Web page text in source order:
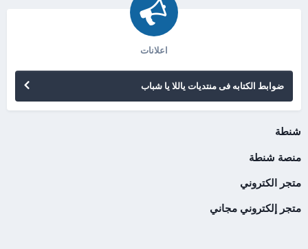
اعلانات
ضوابط الكتابه فى منتديات ياللا يا شباب
شنطة
منصة شنطة
متجر الكتروني
متجر إلكتروني مجاني